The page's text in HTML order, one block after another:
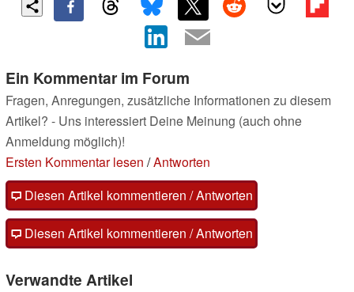
Ein Kommentar im Forum
Fragen, Anregungen, zusätzliche Informationen zu diesem
Artikel? - Uns interessiert Deine Meinung (auch ohne
Anmeldung möglich)!
Ersten Kommentar lesen /Antworten
Diesen Artikel kommentieren / Antworten
Diesen Artikel kommentieren / Antworten
Verwandte Artikel